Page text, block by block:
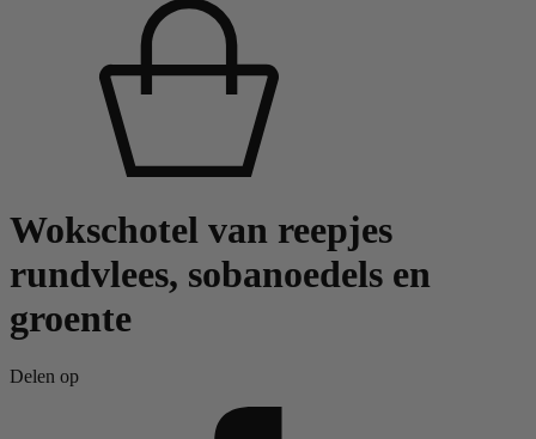
Wokschotel van reepjes
rundvlees, sobanoedels en
groente
Delen op